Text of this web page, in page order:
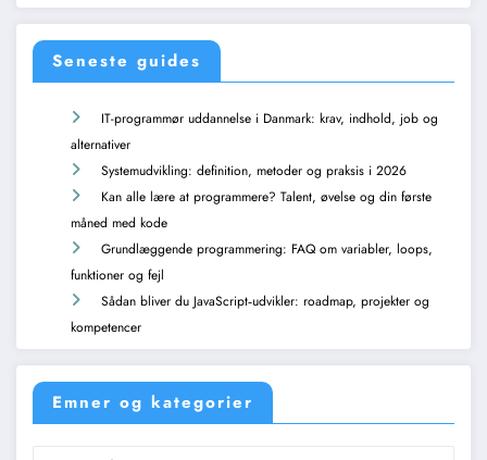
Seneste guides
IT-programmør uddannelse i Danmark: krav, indhold, job og
alternativer
Systemudvikling: definition, metoder og praksis i 2026
Kan alle lære at programmere? Talent, øvelse og din første
måned med kode
Grundlæggende programmering: FAQ om variabler, loops,
funktioner og fejl
Sådan bliver du JavaScript‑udvikler: roadmap, projekter og
kompetencer
Emner og kategorier